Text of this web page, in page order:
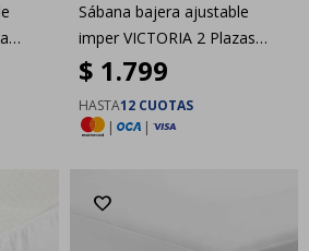
Sábana bajera ajustable
imper VICTORIA 2 Plazas
140x200
$ 1.799
HASTA12 CUOTAS
|
|